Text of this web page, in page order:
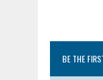
BE THE